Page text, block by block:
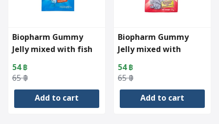
Biopharm Gummy
Jelly mixed with fish
oil (50g)
65฿
Original
price
54฿
Current
price
Add to cart
Biopharm Gummy
Jelly mixed with
multivitamins (60g)
65฿
Original
price
54฿
Current
price
Add to cart